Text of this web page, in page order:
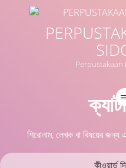
Perpustakaan
শিরোনাম, লেখক বা বিষয়ের জন্য